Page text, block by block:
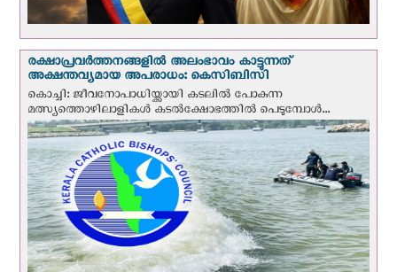
രക്ഷാപ്രവര്‍ത്തനങ്ങളില്‍ അലംഭാവം കാട്ടുന്നത്
അക്ഷന്തവ്യമായ അപരാധം: കെസിബിസി
കൊച്ചി: ജീവനോപാധിയ്ക്കായി കടലില്‍ പോകുന്ന
മത്സ്യത്തൊഴിലാളികള്‍ കടല്‍ക്ഷോഭത്തില്‍ പെടുമ്പോള്‍...